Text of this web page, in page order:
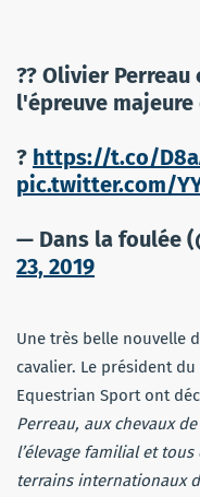
?? Olivier
l'épreuve
? https://t.co/
pic.twitter.com/
— Dans la foulée
23, 2019
Une très belle nouvelle
cavalier. Le président
Equestrian Sport ont
Perreau, aux chevaux
l’élevage familial et
terrains internationaux